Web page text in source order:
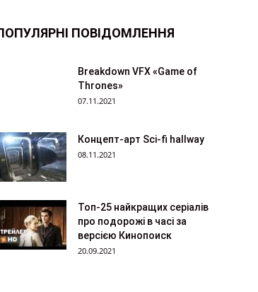
ПОВІДОМЛЕННЯ
Breakdown VFX «Game of
Thrones»
07.11.2021
Концепт-арт Sci-fi hallway
08.11.2021
Топ-25 найкращих серіалів
про подорожі в часі за
версією Кинопоиск
20.09.2021